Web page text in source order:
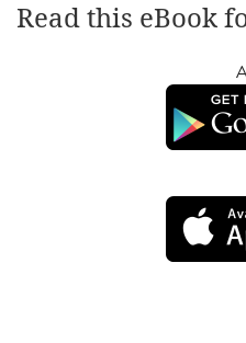
Read this eBook